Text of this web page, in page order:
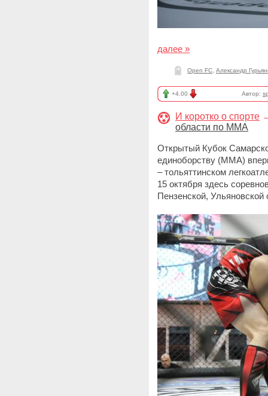
далее »
Open FC Александр
+4.00 Автор:
И коротко о спорте
области по ММА
Открытый Кубок
единоборству (ММА)
– тольяттинском
15 октября здесь
Пензенской, Ульяновской